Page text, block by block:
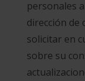
personales
dirección de
solicitar en
sobre su